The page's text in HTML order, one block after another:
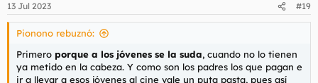
e
s
13 Jul 2023 #19
Pionono rebuznó:
Primero porque a los jóvenes se la suda, cuando no lo tienen
ya metido en la cabeza. Y como son los padres los que pagan e
ir a llevar a esos jóvenes al cine vale un puta pasta, pues así